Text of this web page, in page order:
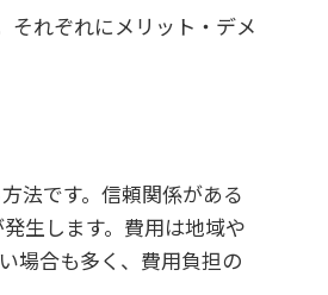
それぞれにメリット・デメ
法です。信頼関係がある
生します。費用は地域や
場合も多く、費用負担の